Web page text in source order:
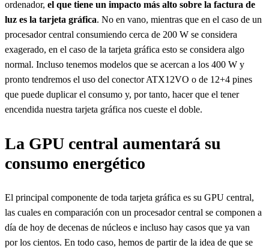
ordenador, el que tiene un impacto más alto sobre la factura de
luz es la tarjeta gráfica. No en vano, mientras que en el caso de un
procesador central consumiendo cerca de 200 W se considera
exagerado, en el caso de la tarjeta gráfica esto se considera algo
normal. Incluso tenemos modelos que se acercan a los 400 W y
pronto tendremos el uso del conector ATX12VO o de 12+4 pines
que puede duplicar el consumo y, por tanto, hacer que el tener
encendida nuestra tarjeta gráfica nos cueste el doble.
La GPU central aumentará su
consumo energético
El principal componente de toda tarjeta gráfica es su GPU central,
las cuales en comparación con un procesador central se componen a
día de hoy de decenas de núcleos e incluso hay casos que ya van
por los cientos. En todo caso, hemos de partir de la idea de que se